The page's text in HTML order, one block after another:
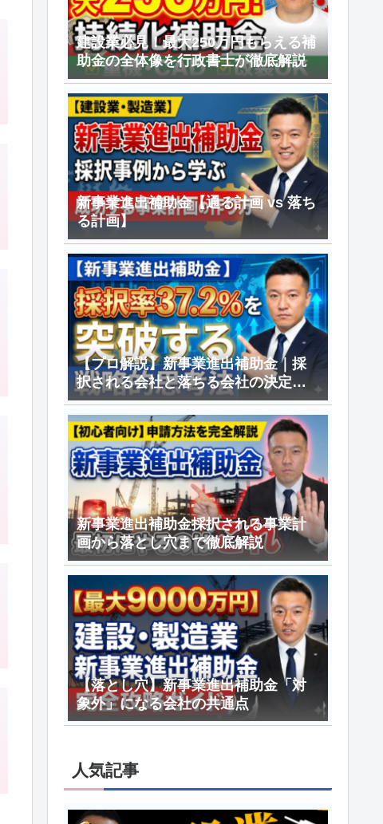
建設業必見！最大250万円もらえる補
助金の全体像を行政書士が徹底解説
新事業進出補助金【通る計画 vs 落ち
る計画】
【プロ解説】新事業進出補助金｜採
択される会社と落ちる会社の決定的
差
新事業進出補助金採択される事業計
画から落とし穴まで徹底解説
【落とし穴】新事業進出補助金「対
象外」になる会社の共通点
人気記事